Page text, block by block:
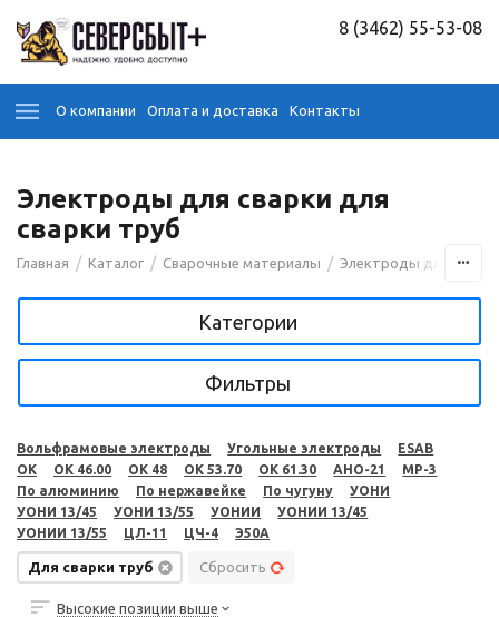
8 (3462) 55-53-08
О компании Оплата и доставка Контакты
Электроды для сварки для
сварки труб
Главная / Каталог / Сварочные материалы / Электроды для сварки
Категории
Фильтры
Вольфрамовые электроды Угольные электроды
ESAB
OK
OK 46.00 OK 48 OK 53.70 OK 61.30 АНО-21
МР-3
По алюминию
По нержавейке По чугуну
УОНИ
УОНИ 13/45
УОНИ 13/55 УОНИИ
УОНИИ 13/45
УОНИИ 13/55
ЦЛ-11 ЦЧ-4 Э50А
Для сварки труб Сбросить
Высокие позиции выше